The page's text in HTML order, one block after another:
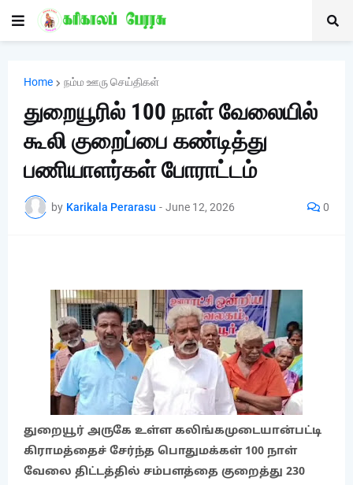
Home நம்ம ஊரு செய்திகள்
துறையூரில் 100 நாள் வேலையில்
கூலி குறைப்பை கண்டித்து
பணியாளர்கள் போராட்டம்
by Karikala Perarasu - June 12, 2026 0
துறையூர் அருகே உள்ள கலிங்கமுடையான்பட்டி
கிராமத்தைச் சேர்ந்த பொதுமக்கள் 100 நாள்
வேலை திட்டத்தில் சம்பளத்தை குறைத்து 230